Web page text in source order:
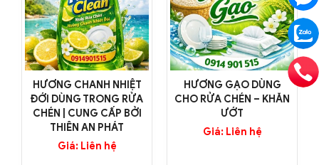
HƯƠNG CHANH NHIỆT
ĐỚI DÙNG TRONG RỬA
CHÉN | CUNG CẤP BỞI
THIÊN AN PHÁT
Giá: Liên hệ
HƯƠNG GẠO DÙNG
CHO RỬA CHÉN – KHĂN
ƯỚT
Giá: Liên hệ